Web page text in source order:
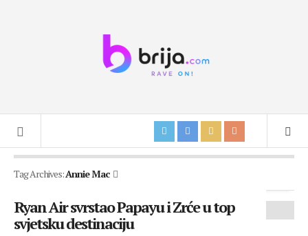
Tag Archives:Annie Mac
Ryan Air svrstao Papayu i Zrće u top
svjetsku destinaciju